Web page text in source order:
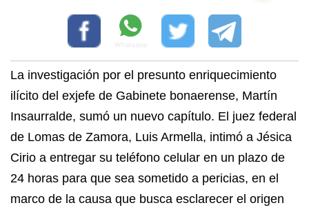
La investigación por el presunto enriquecimiento
ilícito del exjefe de Gabinete bonaerense, Martín
Insaurralde, sumó un nuevo capítulo. El juez federal
de Lomas de Zamora, Luis Armella, intimó a Jésica
Cirio a entregar su teléfono celular en un plazo de
24 horas para que sea sometido a pericias, en el
marco de la causa que busca esclarecer el origen